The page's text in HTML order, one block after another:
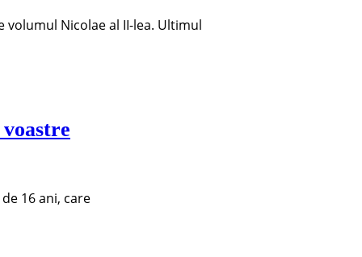
volumul Nicolae al II-lea. Ultimul
16 ani, care